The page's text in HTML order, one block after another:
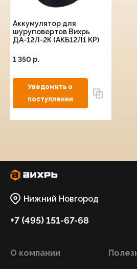
Аккумулятор для
шуруповертов Вихрь
ДА-12Л-2К (АКБ12Л1 KP)
1 350 p.
Нижний Новгород
+7 (495) 151-67-68
О компании